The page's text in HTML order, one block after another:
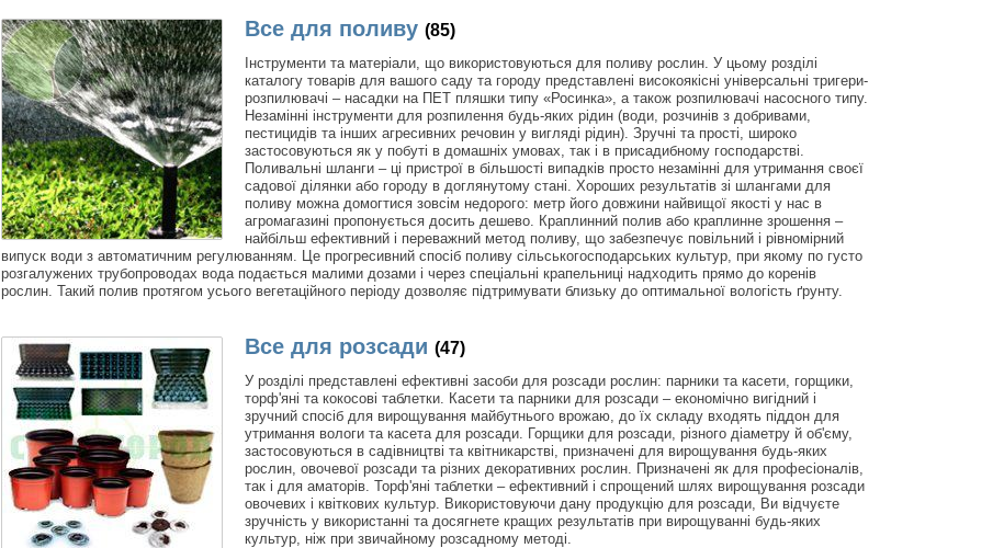
Все для поливу (85)
Інструменти та матеріали, що використовуються для поливу рослин. У цьому розділі
каталогу товарів для вашого саду та городу представлені високоякісні універсальні тригери-
розпилювачі – насадки на ПЕТ пляшки типу «Росинка», а також розпилювачі насосного типу.
Незамінні інструменти для розпилення будь-яких рідин (води, розчинів з добривами,
пестицидів та інших агресивних речовин у вигляді рідин). Зручні та прості, широко
застосовуються як у побуті в домашніх умовах, так і в присадибному господарстві.
Поливальні шланги – ці пристрої в більшості випадків просто незамінні для утримання своєї
садової ділянки або городу в доглянутому стані. Хороших результатів зі шлангами для
поливу можна домогтися зовсім недорого: метр його довжини найвищої якості у нас в
агромагазині пропонується досить дешево. Краплинний полив або краплинне зрошення –
найбільш ефективний і переважний метод поливу, що забезпечує повільний і рівномірний
випуск води з автоматичним регулюванням. Це прогресивний спосіб поливу сільськогосподарських культур, при якому по густо
розгалужених трубопроводах вода подається малими дозами і через спеціальні крапельниці надходить прямо до коренів
рослин. Такий полив протягом усього вегетаційного періоду дозволяє підтримувати близьку до оптимальної вологість ґрунту.
Все для розсади (47)
У розділі представлені ефективні засоби для розсади рослин: парники та касети, горщики,
торф'яні та кокосові таблетки. Касети та парники для розсади – економічно вигідний і
зручний спосіб для вирощування майбутнього врожаю, до їх складу входять піддон для
утримання вологи та касета для розсади. Горщики для розсади, різного діаметру й об'єму,
застосовуються в садівництві та квітникарстві, призначені для вирощування будь-яких
рослин, овочевої розсади та різних декоративних рослин. Призначені як для професіоналів,
так і для аматорів. Торф'яні таблетки – ефективний і спрощений шлях вирощування розсади
овочевих і квіткових культур. Використовуючи дану продукцію для розсади, Ви відчуєте
зручність у використанні та досягнете кращих результатів при вирощуванні будь-яких
культур, ніж при звичайному розсадному методі.